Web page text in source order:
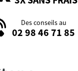
Des conseils au
02 98 46 71 85